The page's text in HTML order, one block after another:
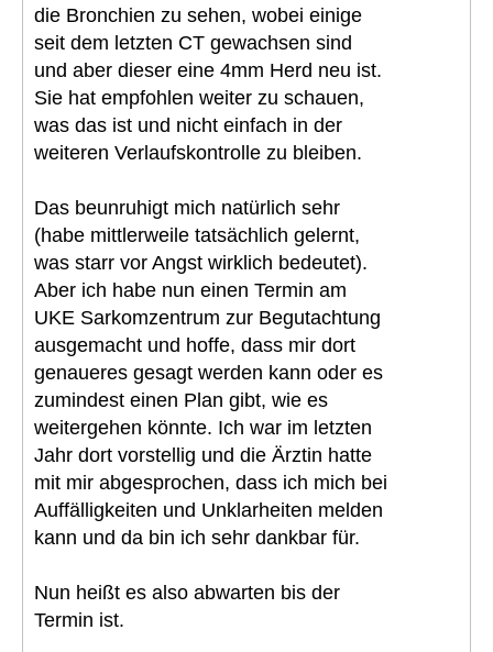
die Bronchien zu sehen, wobei einige
seit dem letzten CT gewachsen sind
und aber dieser eine 4mm Herd neu ist.
Sie hat empfohlen weiter zu schauen,
was das ist und nicht einfach in der
weiteren Verlaufskontrolle zu bleiben.
Das beunruhigt mich natürlich sehr
(habe mittlerweile tatsächlich gelernt,
was starr vor Angst wirklich bedeutet).
Aber ich habe nun einen Termin am
UKE Sarkomzentrum zur Begutachtung
ausgemacht und hoffe, dass mir dort
genaueres gesagt werden kann oder es
zumindest einen Plan gibt, wie es
weitergehen könnte. Ich war im letzten
Jahr dort vorstellig und die Ärztin hatte
mit mir abgesprochen, dass ich mich bei
Auffälligkeiten und Unklarheiten melden
kann und da bin ich sehr dankbar für.
Nun heißt es also abwarten bis der
Termin ist.